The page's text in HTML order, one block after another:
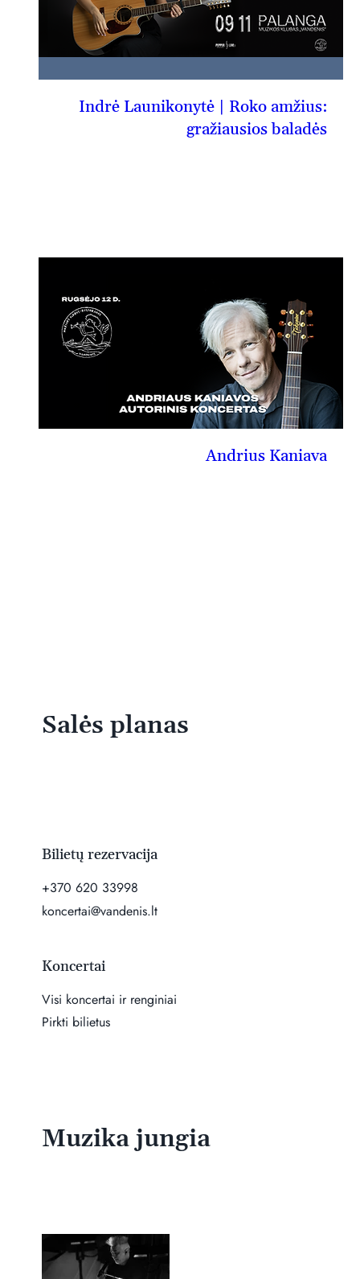
Indrė Launikonytė | Roko amžius:
gražiausios baladės
Andrius Kaniava
Salės planas
Bilietų rezervacija
+370 620 33998
koncertai@vandenis.lt
Koncertai
Visi koncertai ir renginiai
Pirkti bilietus
Muzika jungia